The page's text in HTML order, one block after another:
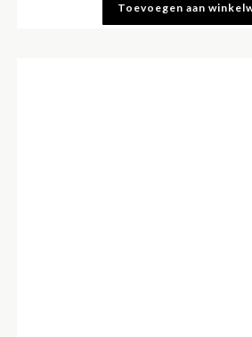
5.00uit 5
Toevoegen aan